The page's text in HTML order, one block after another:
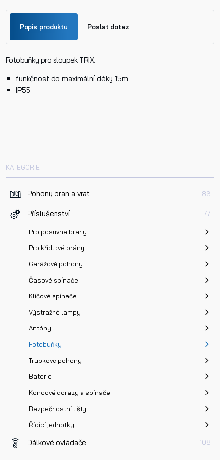
KATEGORIE
Pohony bran a vrat 86
Příslušenství 77
Pro posuvné brány
Pro křídlové brány
Garážové pohony
Časové spínače
Klíčové spínače
Výstražné lampy
Antény
Fotobuňky
Trubkové pohony
Baterie
Koncové dorazy a spínače
Bezpečnostní lišty
Řídící jednotky
Dálkové ovládače 108
Popis produktu Poslat dotaz
Fotobuňky pro sloupek TRIX.
funkčnost do maximální déky 15m
IP55
Jméno
E-mail
Přečetl/a jsem si a jsem srozuměn/a se
Zásadami
osobních údajů
zpracováním osobních údajů.